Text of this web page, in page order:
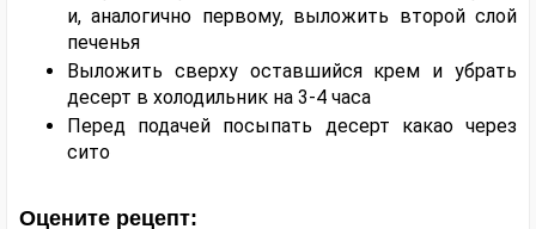
и, аналогично первому, выложить второй слой
печенья
Выложить сверху оставшийся крем и убрать
десерт в холодильник на 3-4 часа
Перед подачей посыпать десерт какао через
сито
Оцените рецепт: